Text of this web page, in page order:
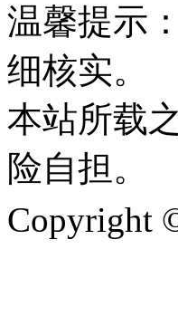
温馨提示
细核实。
本站所载
险自担。
Copyright